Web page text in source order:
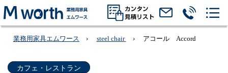
業務用家具エムワース steel chair アコール Accord
カフェ・レストラン